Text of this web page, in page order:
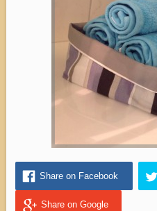
Share on Facebook
Share on Google